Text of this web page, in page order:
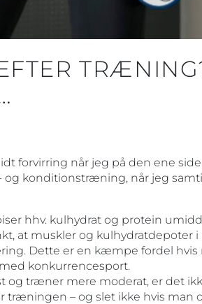
forvirring når jeg på den ene
og konditionstræning, når jeg
hhv. kulhydrat og protein
at muskler og kulhydratdepoter i
Dette er en kæmpe fordel
konkurrencesport.
og træner mere moderat, er det
træningen – og slet ikke hvis man